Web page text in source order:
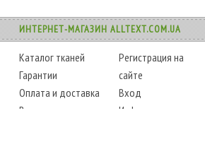
ИНТЕРНЕТ-МАГАЗИН ALLTEXT.COM.UA
Каталог тканей
Гарантии
Оплата и доставка
Возврат товара
Регистрация на
сайте
Вход
Информация